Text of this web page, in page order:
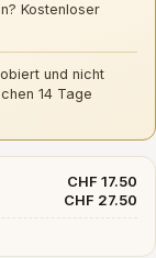
Kostenloser
und nicht
14 Tage
CHF 17.50
CHF 27.50